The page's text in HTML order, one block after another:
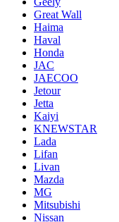
Great Wall
Haima
Haval
Honda
JAC
JAECOO
Jetour
Jetta
Kaiyi
KNEWSTAR
Lada
Lifan
Livan
Mazda
MG
Mitsubishi
Nissan